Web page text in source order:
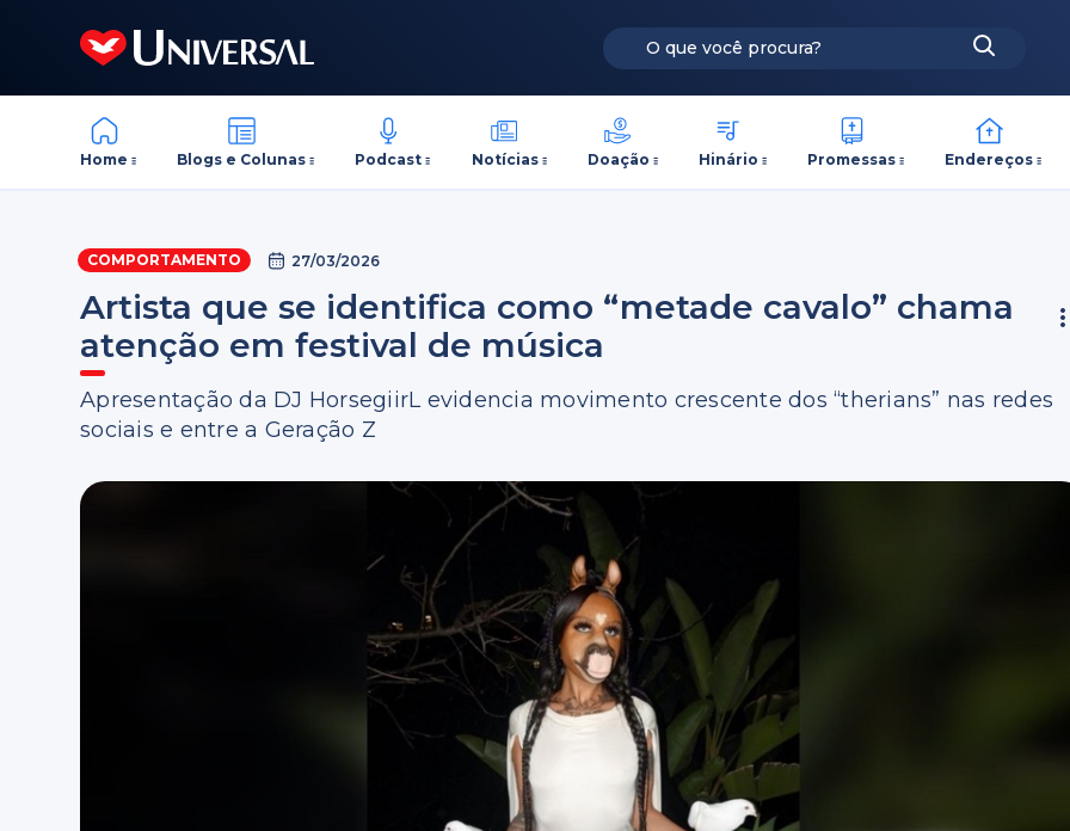
Home Blogs e Colunas Podcast Notícias Doação Hinário Promessas Endereços
COMPORTAMENTO 27/03/2026
Artista que se identifica como “metade cavalo” chama
atenção em festival de música
Apresentação da DJ HorsegiirL evidencia movimento crescente dos “therians” nas redes
sociais e entre a Geração Z